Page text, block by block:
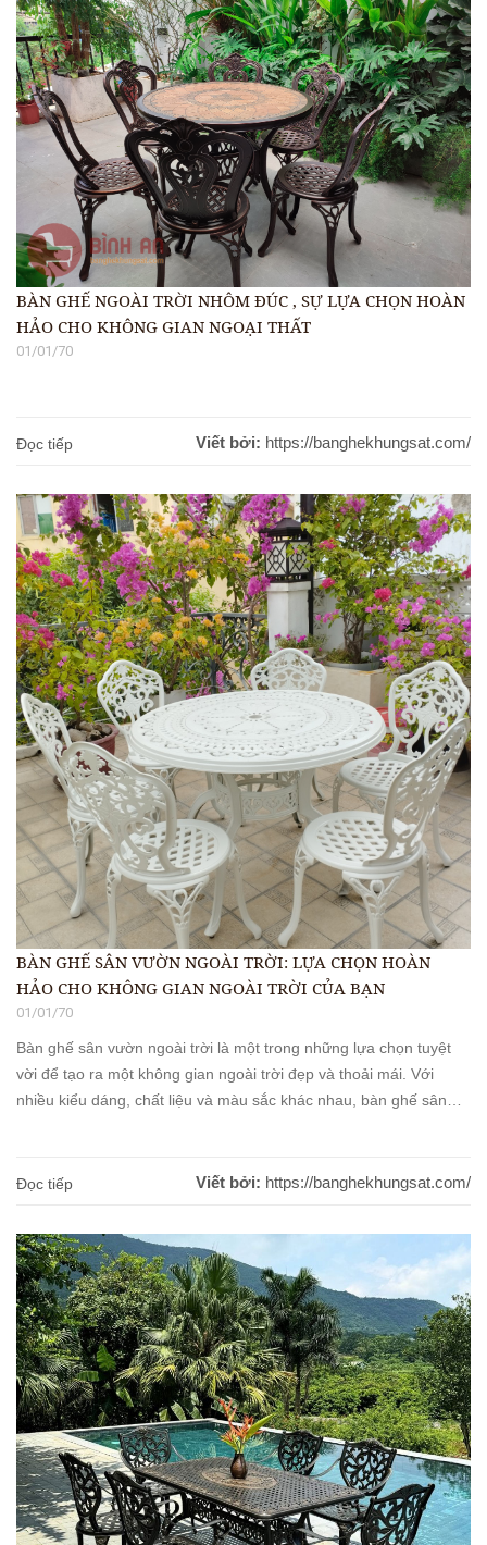
BÀN GHẾ NGOÀI TRỜI NHÔM ĐÚC , SỰ LỰA CHỌN HOÀN
HẢO CHO KHÔNG GIAN NGOẠI THẤT
01/01/70
Đọc tiếp Viết bởi: https://banghekhungsat.com/
BÀN GHẾ SÂN VƯỜN NGOÀI TRỜI: LỰA CHỌN HOÀN
HẢO CHO KHÔNG GIAN NGOÀI TRỜI CỦA BẠN
01/01/70
Bàn ghế sân vườn ngoài trời là một trong những lựa chọn tuyệt
vời để tạo ra một không gian ngoài trời đẹp và thoải mái. Với
nhiều kiểu dáng, chất liệu và màu sắc khác nhau, bàn ghế sân
Đọc tiếp
Viết bởi: https://banghekhungsat.com/